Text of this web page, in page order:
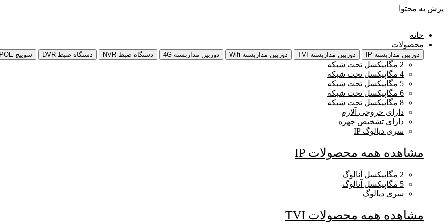
پرش به محتوا
خانه
محصولات
دوربین مداربسته IP دوربین مداربسته TVI دوربین مداربسته Wifi دوربین مداربسته 4G دستگاه ضبط NVR دستگاه ضبط DVR سوییچ POE
2 مگاپیکسل تحت شبکه
4 مگاپیکسل تحت شبکه
5 مگاپیکسل تحت شبکه
6 مگاپیکسل تحت شبکه
8 مگاپیکسل تحت شبکه
دارای خروجی آلارم
دارای تشخیص چهره
سری دیالوگ IP
مشاهده همه محصولات IP
2 مگاپیکسل آنالوگ
5 مگاپیکسل آنالوگ
سری دیالوگ
مشاهده همه محصولات TVI